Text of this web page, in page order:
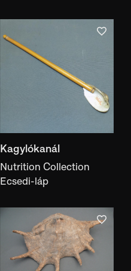
Kagylókanál
Nutrition Collection
Ecsedi-láp